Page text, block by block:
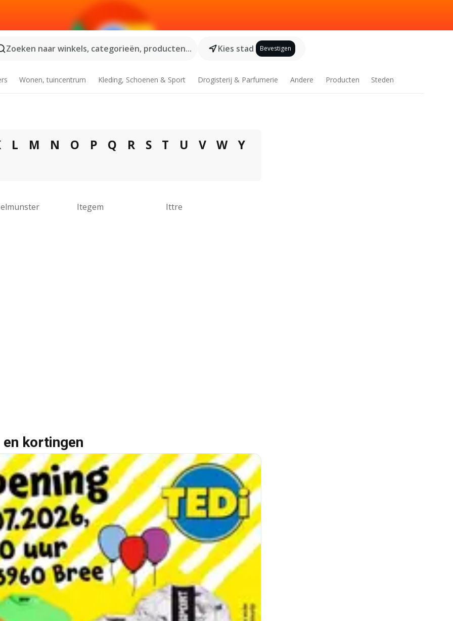
Zoeken naar winkels, categorieën, producten... Kies stad Bevestigen
Wonen, tuincentrum Kleding, Schoenen & Sport Drogisterij & Parfumerie Andere Producten Steden
L M N O P Q R S T U V W Y
Itegem Ittre
kortingen